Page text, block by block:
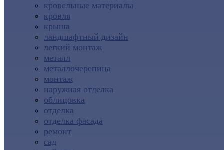
кровельные материалы
кровля
крыша
ландшафтный дизайн
легкий монтаж
металл
металлочерепица
монтаж
наружная отделка
облицовка
отделка
отделка фасада
ремонт
сад